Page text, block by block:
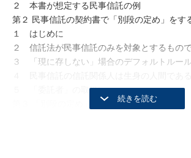
２ 本書が想定する民事信託の例
第２ 民事信託の契約書で「別段の定め」をす
１ はじめに
２ 信託法が民事信託のみを対象とするもの
３ 「現に存しない」場合のデフォルトルー
５ 「委託者」の取扱い
第３ 「別段の定め」を理解する